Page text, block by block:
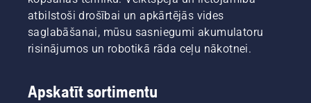
atbilstoši drošībai un apkārtējās vides
saglabāšanai, mūsu sasniegumi akumulatoru
risinājumos un robotikā rāda ceļu nākotnei.
Apskatīt sortimentu